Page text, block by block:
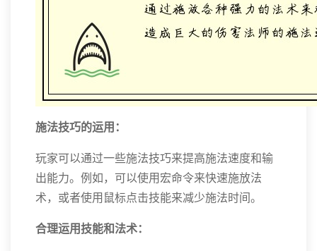
施法技巧的运用：
玩家可以通过一些施法技巧来提高施法速度和输
出能力。例如，可以使用宏命令来快速施放法
术，或者使用鼠标点击技能来减少施法时间。
合理运用技能和法术：